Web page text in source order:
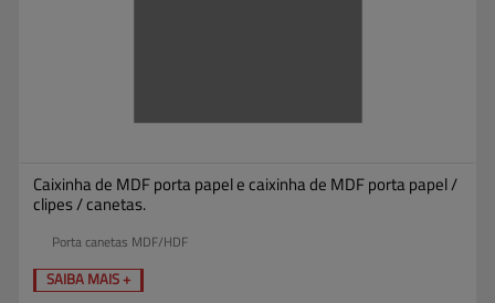
Caixinha de MDF porta papel e caixinha de MDF porta papel /
clipes / canetas.
Porta canetas MDF/HDF
SAIBA MAIS +